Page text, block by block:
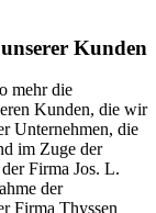
Kunden
mehr die
Kunden, die wir
Unternehmen, die
im Zuge der
Firma Jos. L.
der
Firma Thyssen